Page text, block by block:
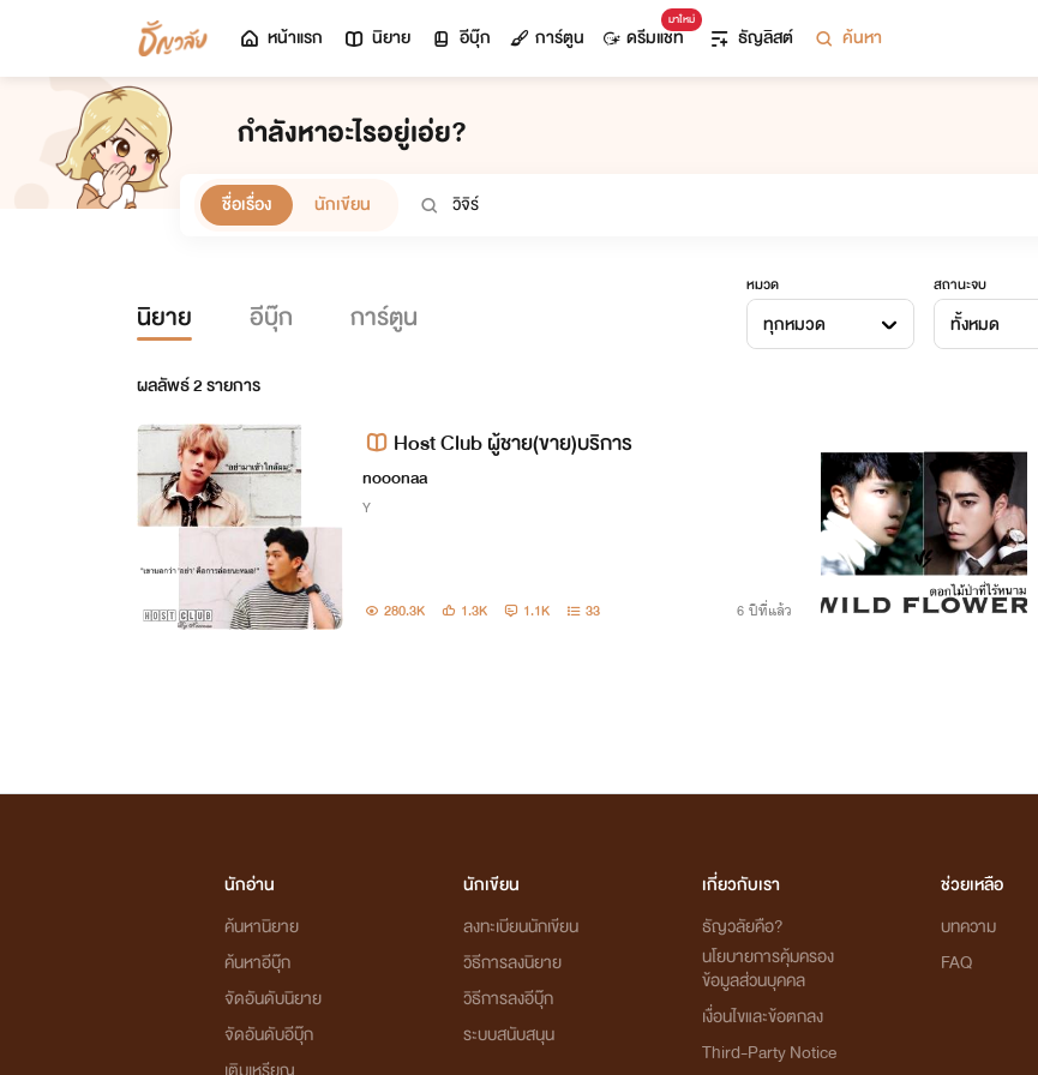
หน้าแรก นิยาย อีบุ๊ก การ์ตูน
มาใหม่
ดรีมแชท ธัญลิสต์ ค้นหา
กำลังหาอะไรอยู่เอ่ย?
ชื่อเรื่อง นักเขียน
นิยาย อีบุ๊ก การ์ตูน
หมวด
ทุกหมวด
สถานะจบ
ทั้งหมด
ผลลัพธ์2รายการ
Host Club ผู้ชาย(ขาย)บริการ
nooonaa
Y
280.3K 1.3K 1.1K 33 6 ปีที่แล้ว
นักอ่าน
ค้นหานิยาย
ค้นหาอีบุ๊ก
จัดอันดับนิยาย
จัดอันดับอีบุ๊ก
นักเขียน
ลงทะเบียนนักเขียน
วิธีการลงนิยาย
วิธีการลงอีบุ๊ก
ระบบสนับสนุน
เกี่ยวกับเรา
ธัญวลัยคือ?
นโยบายการคุ้มครอง
ข้อมูลส่วนบุคคล
เงื่อนไขและข้อตกลง
Third-Party Notice
ช่วยเหลือ
บทความ
FAQ